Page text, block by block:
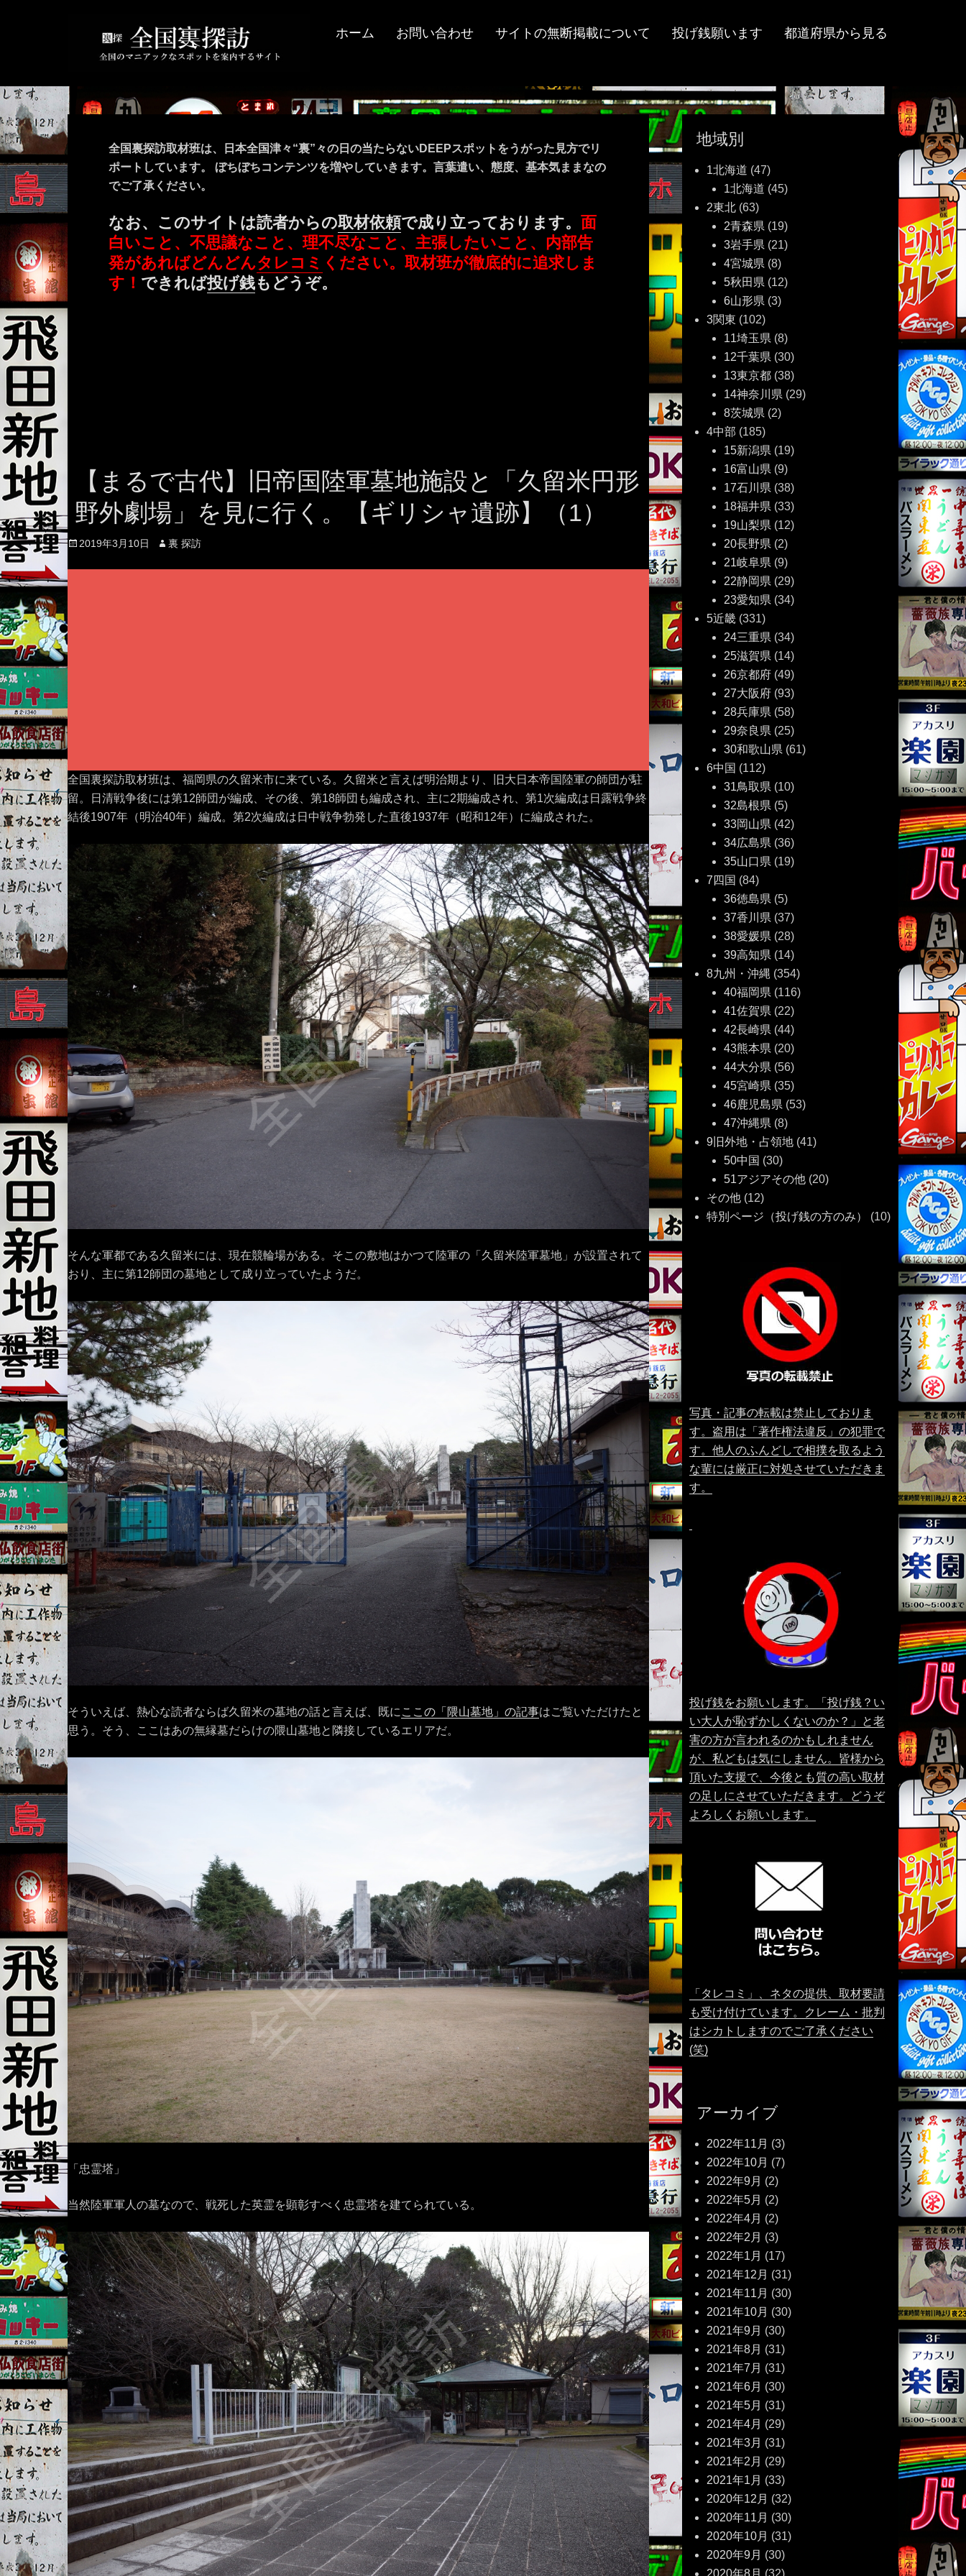
ホーム お問い合わせ サイトの無断掲載について 投げ銭願います 都道府県から見る
全国裏探訪取材班は、日本全国津々“裏”々の日の当たらないDEEPスポットをうがった見方でリ
ポートしています。 ぼちぼちコンテンツを増やしていきます。言葉遣い、態度、基本気ままなの
でご了承ください。
なお、このサイトは読者からの取材依頼で成り立っております。 面
白いこと、不思議なこと、理不尽なこと、主張したいこと、内部告
発があればどんどんタレコミ ください。取材班が徹底的に追求しま
す！ できれば投げ銭もどうぞ。
【まるで古代】旧帝国陸軍墓地施設と「久留米円形
野外劇場」を見に行く。【ギリシャ遺跡】（1）
Posted
2019年3月10日 Author
裏 探訪
全国裏探訪取材班は、福岡県の久留米市に来ている。久留米と言えば明治期より、旧大日本帝国陸軍の師団が駐
留。日清戦争後には第12師団が編成、その後、第18師団も編成され、主に2期編成され、第1次編成は日露戦争終
結後1907年（明治40年）編成。第2次編成は日中戦争勃発した直後1937年（昭和12年）に編成された。
そんな軍都である久留米には、現在競輪場がある。そこの敷地はかつて陸軍の「久留米陸軍墓地」が設置されて
おり、主に第12師団の墓地として成り立っていたようだ。
そういえば、熱心な読者ならば久留米の墓地の話と言えば、既に ここの「隈山墓地」の記事はご覧いただけたと
思う。そう、ここはあの無縁墓だらけの隈山墓地と隣接しているエリアだ。
「忠霊塔」
当然陸軍軍人の墓なので、戦死した英霊を顕彰すべく忠霊塔を建てられている。
地域別
1北海道 (47)
1北海道 (45)
2東北 (63)
2青森県 (19)
3岩手県 (21)
4宮城県 (8)
5秋田県 (12)
6山形県 (3)
3関東 (102)
11埼玉県 (8)
12千葉県 (30)
13東京都 (38)
14神奈川県 (29)
8茨城県 (2)
4中部 (185)
15新潟県 (19)
16富山県 (9)
17石川県 (38)
18福井県 (33)
19山梨県 (12)
20長野県 (2)
21岐阜県 (9)
22静岡県 (29)
23愛知県 (34)
5近畿 (331)
24三重県 (34)
25滋賀県 (14)
26京都府 (49)
27大阪府 (93)
28兵庫県 (58)
29奈良県 (25)
30和歌山県 (61)
6中国 (112)
31鳥取県 (10)
32島根県 (5)
33岡山県 (42)
34広島県 (36)
35山口県 (19)
7四国 (84)
36徳島県 (5)
37香川県 (37)
38愛媛県 (28)
39高知県 (14)
8九州・沖縄 (354)
40福岡県 (116)
41佐賀県 (22)
42長崎県 (44)
43熊本県 (20)
44大分県 (56)
45宮崎県 (35)
46鹿児島県 (53)
47沖縄県 (8)
9旧外地・占領地 (41)
50中国 (30)
51アジアその他 (20)
その他 (12)
特別ページ（投げ銭の方のみ）
(10)
写真・記事の転載は禁止しておりま
す。盗用は「著作権法違反」の犯罪で
す。他人のふんどしで相撲を取るよう
な輩には厳正に対処させていただきま
す。
投げ銭をお願いします。「投げ銭？い
い大人が恥ずかしくないのか？」と老
害の方が言われるのかもしれません
が、私どもは気にしません。皆様から
頂いた支援で、今後とも質の高い取材
の足しにさせていただきます。どうぞ
よろしくお願いします。
「タレコミ」、ネタの提供、取材要請
も受け付けています。クレーム・批判
はシカトしますのでご了承ください
(笑)
アーカイブ
2022年11月 (3)
2022年10月 (7)
2022年9月 (2)
2022年5月 (2)
2022年4月 (2)
2022年2月 (3)
2022年1月 (17)
2021年12月 (31)
2021年11月 (30)
2021年10月 (30)
2021年9月 (30)
2021年8月 (31)
2021年7月 (31)
2021年6月 (30)
2021年5月 (31)
2021年4月 (29)
2021年3月 (31)
2021年2月 (29)
2021年1月 (33)
2020年12月 (32)
2020年11月 (30)
2020年10月 (31)
2020年9月 (30)
2020年8月 (32)